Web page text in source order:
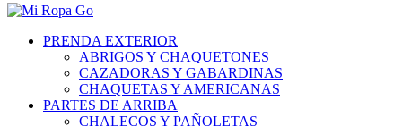
PRENDA EXTERIOR
ABRIGOS Y CHAQUETONES
CAZADORAS Y GABARDINAS
CHAQUETAS Y AMERICANAS
PARTES DE ARRIBA
CHALECOS Y PAÑOLETAS